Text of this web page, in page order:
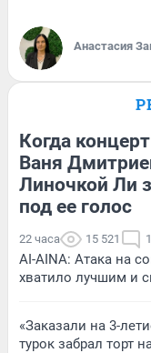
Анастасия
Когда
Ваня
Линочкой Ли
под ее голос
22 часа 15 521
AI-AINA: Атака на
хватило лучшим и
«Заказали на 3-
турок забрал торт